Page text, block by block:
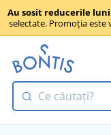
Au sosit reducerile
selectate. Promoția este